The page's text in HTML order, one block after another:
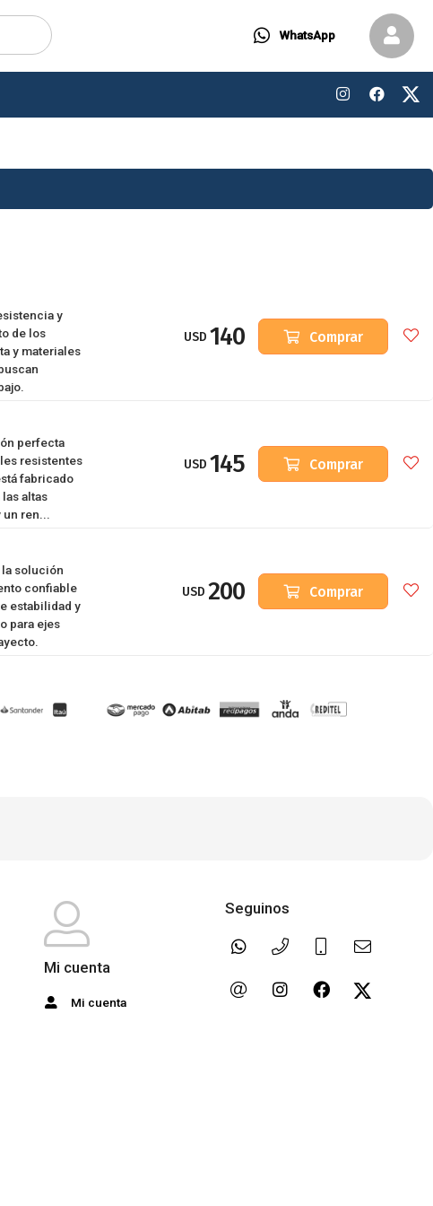
WhatsApp
y
de los
y materiales
USD 140 Comprar
perfecta
resistentes
fabricado
altas
ren...
USD 145 Comprar
la solución
confiable
estabilidad y
para ejes
USD 200 Comprar
Mi cuenta
Mi cuenta
Seguinos